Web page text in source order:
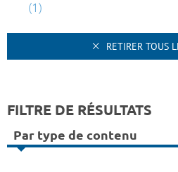
(1)
RETIRER TOUS
FILTRE DE RÉSULTATS
Par type de contenu